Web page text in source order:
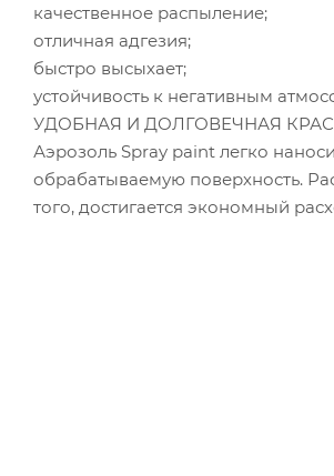
качественное распыление;
отличная адгезия;
быстро высыхает;
устойчивость к негативным
УДОБНАЯ И ДОЛГОВЕЧНАЯ
Аэрозоль Spray paint легко
обрабатываемую поверхность.
того, достигается экономный